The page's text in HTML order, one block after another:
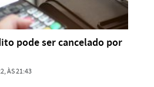
pode ser cancelado por
ÀS 21:43